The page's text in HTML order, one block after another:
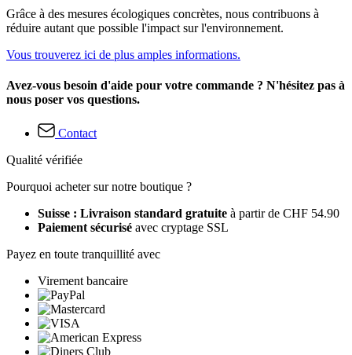
Grâce à des mesures écologiques concrètes, nous contribuons à
réduire autant que possible l'impact sur l'environnement.
Vous trouverez ici de plus amples informations.
Avez-vous besoin d'aide pour votre commande ? N'hésitez pas à
nous poser vos questions.
Contact
Qualité vérifiée
Pourquoi acheter sur notre boutique ?
Suisse : Livraison standard gratuite à partir de CHF 54.90
Paiement sécurisé avec cryptage SSL
Payez en toute tranquillité avec
Virement bancaire